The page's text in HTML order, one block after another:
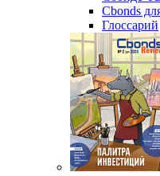
Новости & Research
Новости
Research
Сбондс-
Cbonds
Глоссарий